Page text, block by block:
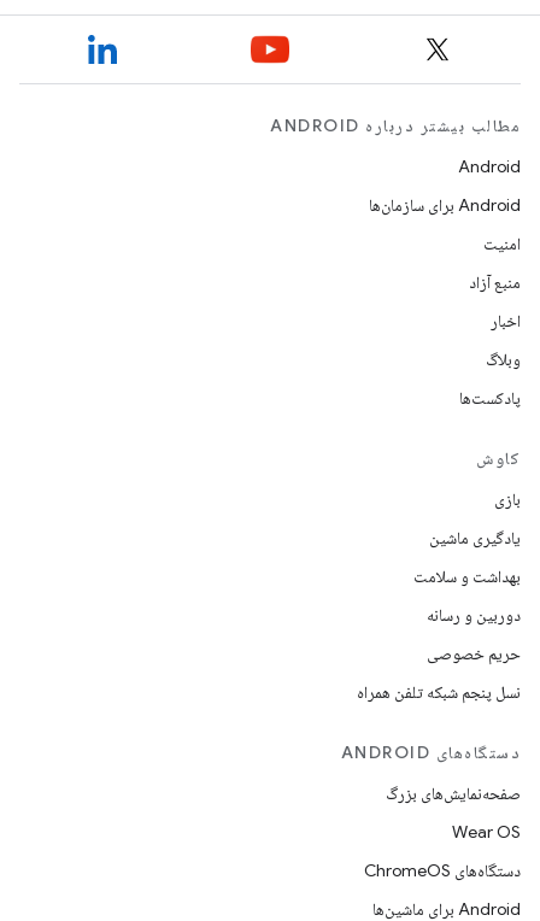
مطالب بیشتر درباره ANDROID
Android
Android برای سازمان‌ها
امنیت
منبع آزاد
اخبار
وبلاگ
پادکست‌ها
کاوش
بازی
یادگیری ماشین
بهداشت و سلامت
دوربین و رسانه
حریم خصوصی
نسل پنجم شبکه تلفن همراه
دستگاه‌های ANDROID
صفحه‌نمایش‌های بزرگ
Wear OS
دستگاه‌های ChromeOS
Android برای ماشین‌ها